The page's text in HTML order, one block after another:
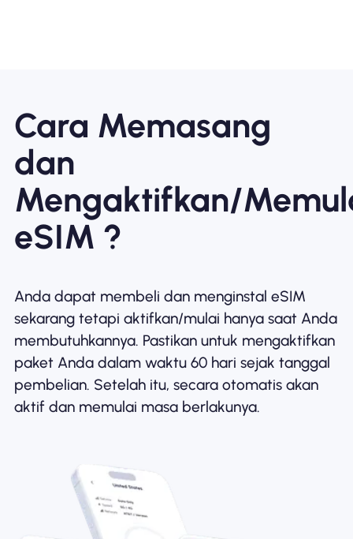
Cara Memasang
dan
Mengaktifkan/
eSIM ?
Anda dapat membeli dan menginstal eSIM
sekarang tetapi aktifkan/mulai hanya saat Anda
membutuhkannya. Pastikan untuk mengaktifkan
paket Anda dalam waktu 60 hari sejak tanggal
pembelian. Setelah itu, secara otomatis akan
aktif dan memulai masa berlakunya.